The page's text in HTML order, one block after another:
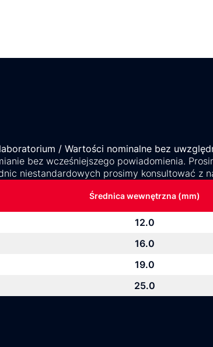
/ Wartości nominalne bez
bez wcześniejszego powiadomienia.
niestandardowych prosimy konsultować z
Średnica wewnętrzna (mm)
12.0
16.0
19.0
25.0